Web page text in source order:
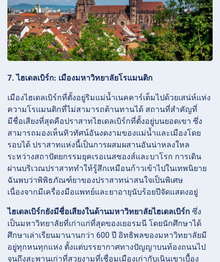
7. ไฮเดลเบิร์ก: เมืองมหาวิทยาลัยโรแมนติก
เมืองไฮเดลเบิร์กที่ตั้งอยู่ริมแม่น้ำเนคคาร์เต็มไปด้วยเสน่ห์แห่ง
ความโรแมนติกที่ไม่สามารถต้านทานได้ สถานที่สำคัญที่
มีชื่อเสียงที่สุดคือปราสาทไฮเดลเบิร์กที่ตั้งอยู่บนยอดเขา ซึ่ง
สามารถมองเห็นทิวทัศน์อันงดงามของแม่น้ำและเมืองโดย
รอบได้ ปราสาทแห่งนี้เป็นการผสมผสานอันน่าหลงใหล
ระหว่างสถาปัตยกรรมยุคเรอเนสซองส์และบาโรก การเดิน
ผ่านบริเวณปราสาททำให้รู้สึกเหมือนก้าวเข้าไปในเทพนิยาย
ฉันพบว่าพิพิธภัณฑ์ยาของปราสาทน่าสนใจเป็นพิเศษ
เนื่องจากมีเครื่องมือแพทย์และยาอายุนับร้อยปีจัดแสดงอยู่
ไฮเดลเบิร์กยังมีชื่อเสียงในด้านมหาวิทยาลัยไฮเดลเบิร์ก ซึ่ง
เป็นมหาวิทยาลัยที่เก่าแก่ที่สุดของเยอรมนี โดยนักศึกษาได้
ศึกษาเล่าเรียนมานานกว่า 600 ปี อิทธิพลของมหาวิทยาลัยมี
อยู่ทุกหนทุกแห่ง ตั้งแต่บรรยากาศทางปัญญาบนท้องถนนไป
จนถึงสะพานเก่าที่สวยงามที่เชื่อมเมืองเก่ากับเนินเขาเบื้อง